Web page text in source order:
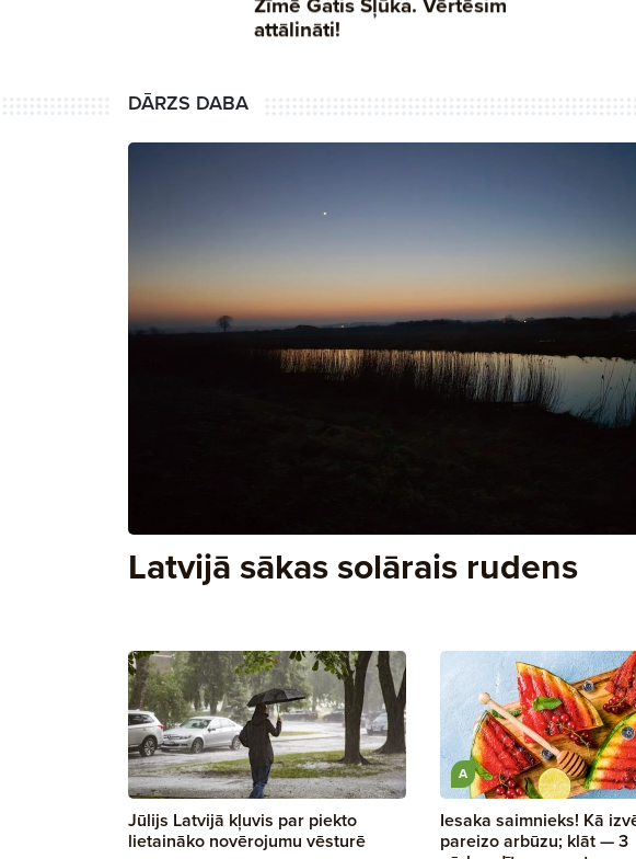
DĀRZS DABA
Latvijā sākas solārais rudens
Jūlijs Latvijā kļuvis par piekto
lietaināko novērojumu vēsturē
A
Iesaka saimnieks! Kā
pareizo arbūzu; klāt — 3